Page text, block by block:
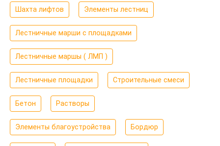
Шахта лифтов Элементы лестниц
Лестничные марши с площадками
Лестничные маршы ( ЛМП )
Лестничные площадки Строительные смеси
Бетон Растворы
Элементы благоустройства Бордюр